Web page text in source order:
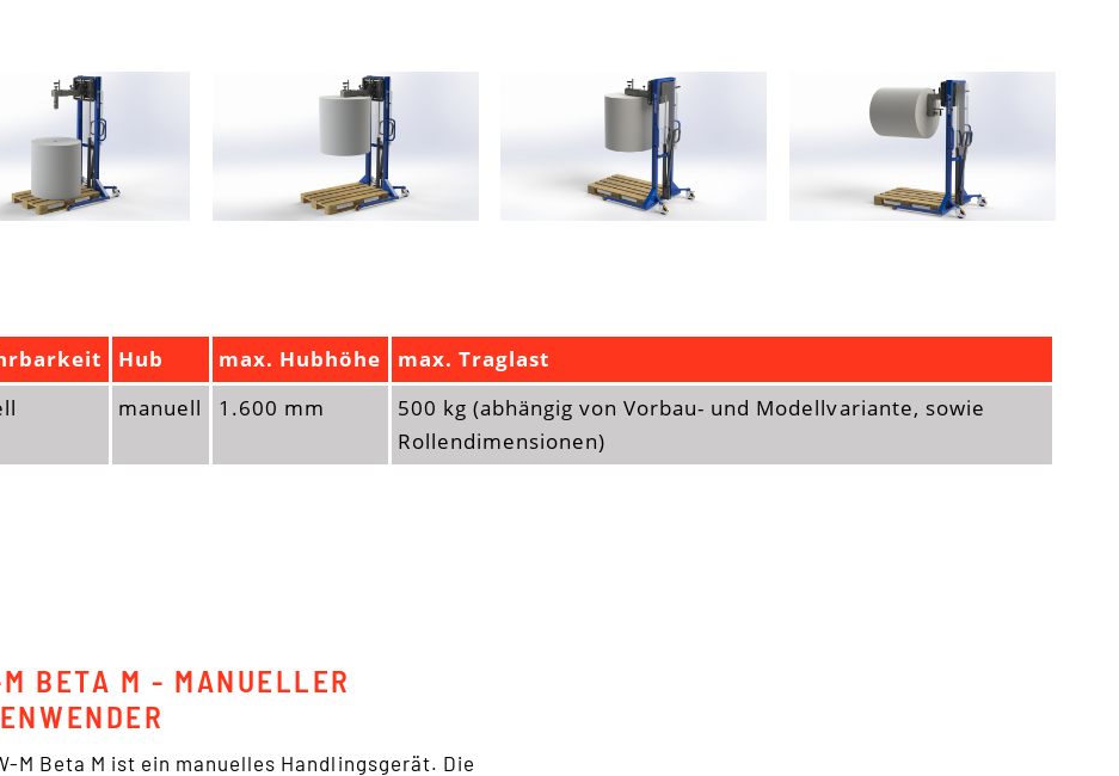
Hub max. Hubhöhe
max. Traglast
manuell 1.600 mm
500 kg (abhängig von Vorbau- und Modellvariante, sowie
Rollendimensionen)
BETA M - MANUELLER
M Beta M ist ein manuelles Handlingsgerät. Die